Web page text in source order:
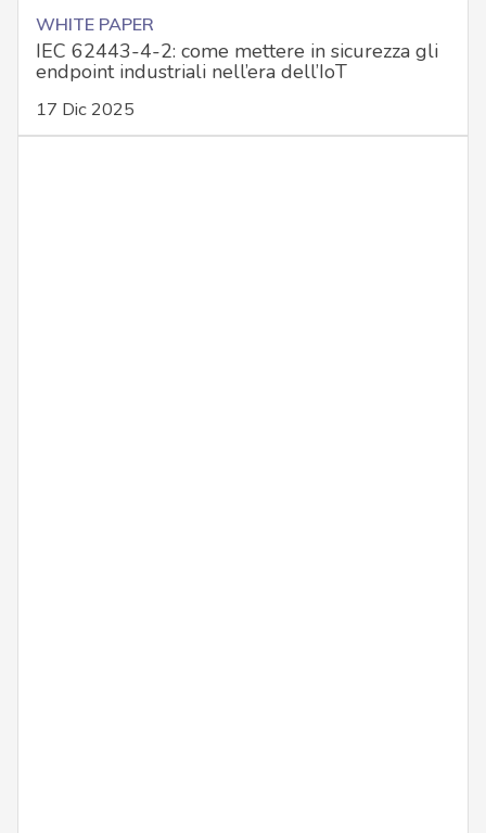
WHITE PAPER
IEC 62443-4-2: come mettere in sicurezza gli
endpoint industriali nell’era dell’IoT
17 Dic 2025